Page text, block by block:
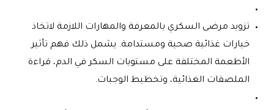
تزويد مرضى السكري بالمعرفة والمهارات اللازمة لاتخاذ
خيارات غذائية صحية ومستدامة. يشمل ذلك فهم تأثير
الأطعمة المختلفة على مستويات السكر في الدم، قراءة
الملصقات الغذائية، وتخطيط الوجبات.